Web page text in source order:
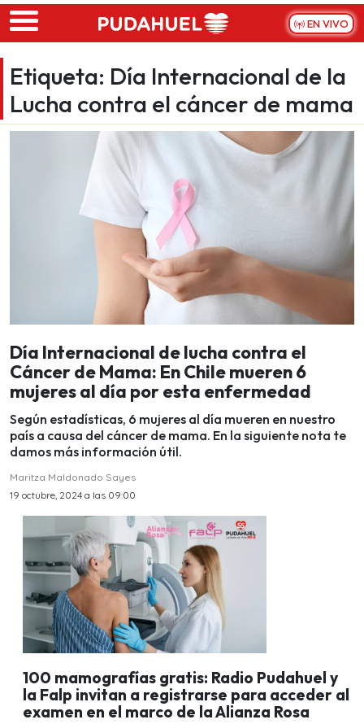
Skip to main content
EN VIVO
Etiqueta: Día Internacional de la
Lucha contra el cáncer de mama
Día Internacional de lucha contra el
Cáncer de Mama: En Chile mueren 6
mujeres al día por esta enfermedad
Según estadísticas, 6 mujeres al día mueren en nuestro
país a causa del cáncer de mama. En la siguiente nota te
damos más información útil.
Maritza Maldonado Sayes
19 octubre, 2024 a las 09:00
100 mamografías gratis: Radio Pudahuel y
la Falp invitan a registrarse para acceder al
examen en el marco de la Alianza Rosa